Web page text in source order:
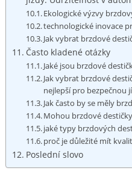
Ekologické výzvy
technologické inovace
Jak vybrat brzdové
Často kladené otázky
Jaké ‌jsou brzdové
Jak vybrat brzdové
nejlepší pro bezpečnou
Jak často by se měly
Mohou brzdové
jaké typy brzdových
proč je důležité mít
Poslední slovo